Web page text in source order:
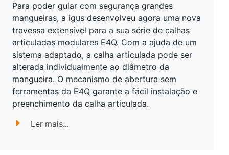
Para poder guiar com segurança grandes
mangueiras, a igus desenvolveu agora uma nova
travessa extensível para a sua série de calhas
articuladas modulares E4Q. Com a ajuda de um
sistema adaptado, a calha articulada pode ser
alterada individualmente ao diâmetro da
mangueira. O mecanismo de abertura sem
ferramentas da E4Q garante a fácil instalação e
preenchimento da calha articulada.
Ler mais...